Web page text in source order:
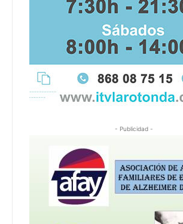
- Publicidad -